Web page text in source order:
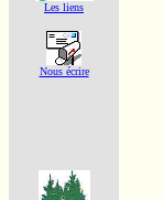
Les liens
Nous écrire